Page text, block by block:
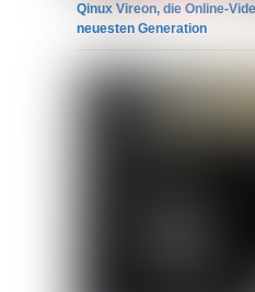
Qinux Vireon, die Online-
neuesten Generation